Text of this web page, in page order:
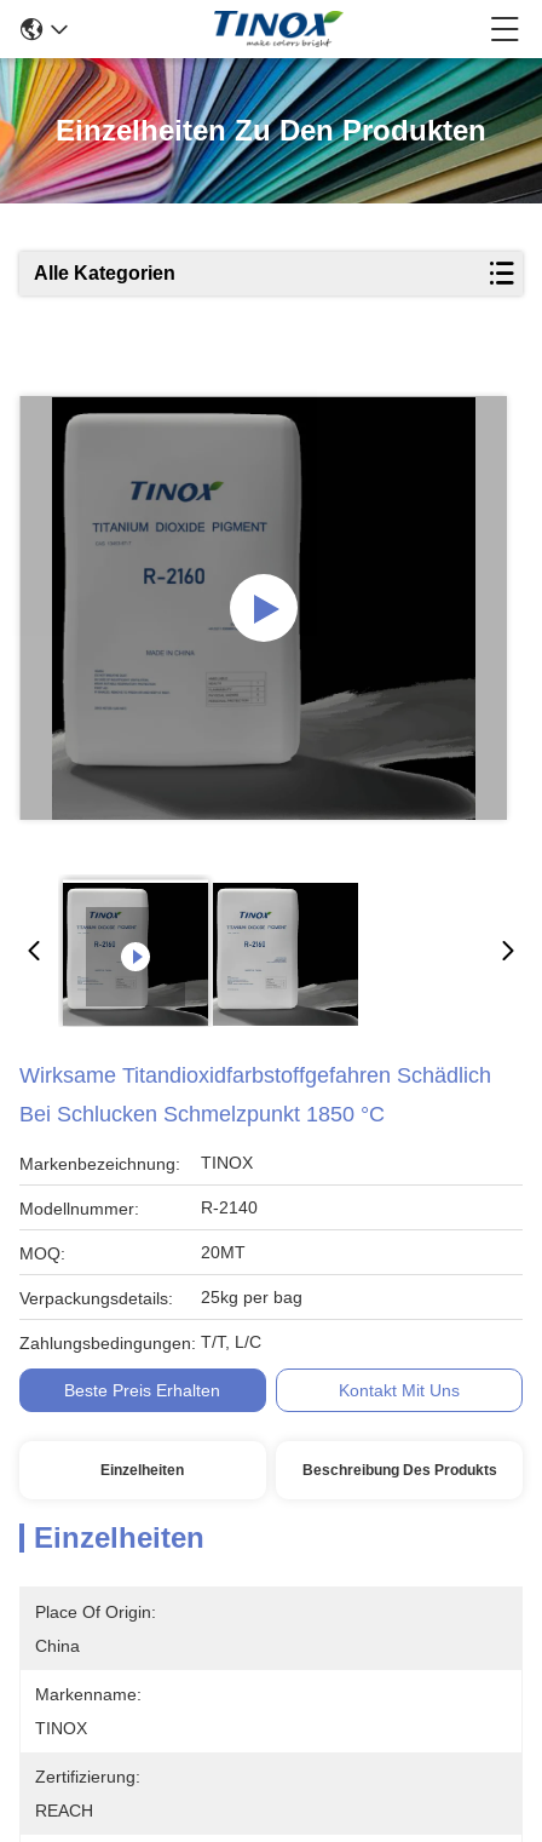
Einzelheiten Zu Den Produkten
Alle Kategorien
Wirksame Titandioxidfarbstoffgefahren Schädlich
Bei Schlucken Schmelzpunkt 1850 °C
Markenbezeichnung: TINOX
Modellnummer: R-2140
MOQ: 20MT
Verpackungsdetails: 25kg per bag
Zahlungsbedingungen: T/T, L/C
Beste Preis Erhalten Kontakt Mit Uns
Einzelheiten Beschreibung Des Produkts
Einzelheiten
Place Of Origin:
China
Markenname:
TINOX
Zertifizierung:
REACH